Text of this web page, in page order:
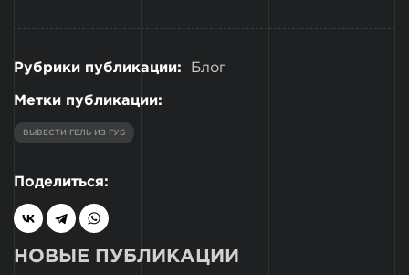
Рубрики публикации: Блог
Метки публикации:
ВЫВЕСТИ ГЕЛЬ ИЗ ГУБ
Поделиться:
НОВЫЕ ПУБЛИКАЦИИ